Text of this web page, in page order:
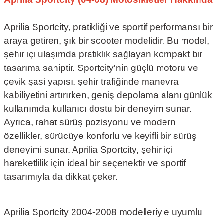
Aprilia Sportcity, pratikliği ve sportif performansı bir
araya getiren, şık bir scooter modelidir. Bu model,
şehir içi ulaşımda pratiklik sağlayan kompakt bir
tasarıma sahiptir. Sportcity'nin güçlü motoru ve
çevik şasi yapısı, şehir trafiğinde manevra
kabiliyetini artırırken, geniş depolama alanı günlük
kullanımda kullanıcı dostu bir deneyim sunar.
Ayrıca, rahat sürüş pozisyonu ve modern
özellikler, sürücüye konforlu ve keyifli bir sürüş
deneyimi sunar. Aprilia Sportcity, şehir içi
hareketlilik için ideal bir seçenektir ve sportif
tasarımıyla da dikkat çeker.
Aprilia Sportcity 2004-2008 modelleriyle uyumlu